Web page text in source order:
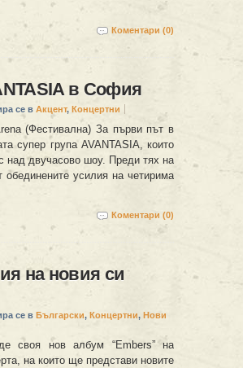
Коментари (0)
в София
се в Акцент, Концертни
(Фестивална) За първи път в
супер група AVANTASIA, които
над двучасово шоу. Преди тях на
усилия на четирима
Коментари (0)
на новия си
се в Български, Концертни, Нови
своя нов албум “Embers” на
на които ще представи новите